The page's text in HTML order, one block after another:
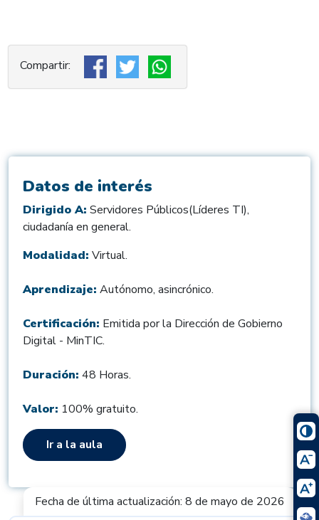
Datos de interés
Dirigido A: Servidores Públicos(Líderes TI),
ciudadanía en general.
Modalidad: Virtual.
Aprendizaje: Autónomo, asincrónico.
Certificación: Emitida por la Dirección de Gobierno
Digital - MinTIC.
Duración: 48 Horas.
Valor: 100% gratuito.
Ir a la aula
Fecha de última actualización: 8 de mayo de 2026